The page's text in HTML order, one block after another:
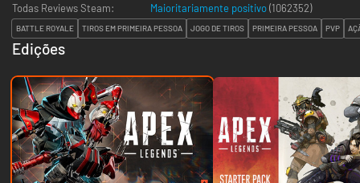
Todas Reviews Steam:
Maioritariamente positivo(1062352)
BATTLE ROYALE TIROS EM PRIMEIRA PESSOA JOGO DE TIROS PRIMEIRA PESSOA PVP
Edições